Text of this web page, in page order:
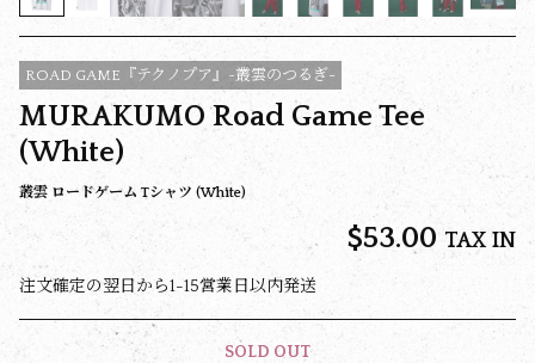
ROAD GAME『テクノプア』~叢雲のつるぎ~
MURAKUMO Road Game Tee
(White)
叢雲 ロードゲーム Tシャツ (White)
$‌53.00 TAX IN
注文確定の翌日から1-15営業日以内発送
SOLD OUT